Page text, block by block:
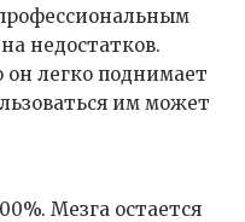
недостатков.
он легко поднимает
им может
Мезга остается